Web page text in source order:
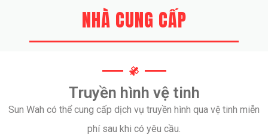
NHÀ CUNG CẤP
Truyền hình vệ tinh
Sun Wah có thể cung cấp dịch vụ truyền hình qua vệ tinh miễn
phí sau khi có yêu cầu.